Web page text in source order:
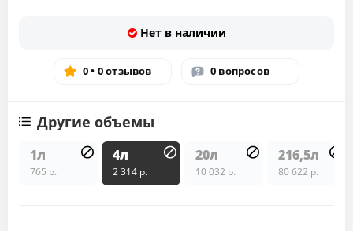
Нет в наличии
0 • 0 отзывов 0 вопросов
Другие объемы
1л
765 р.
4л
2 314 р.
20л
10 032 р.
216,5л
80 622 р.